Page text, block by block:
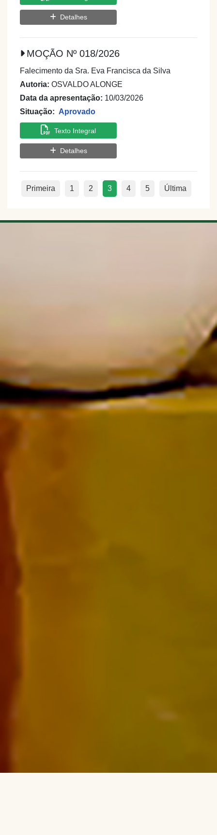
Detalhes
MOÇÃO Nº 018/2026
Falecimento da Sra. Eva Francisca da Silva
Autoria: OSVALDO ALONGE
Data da apresentação: 10/03/2026
Situação: Aprovado
Texto Integral
Detalhes
Primeira 1 2 3 4 5 Última